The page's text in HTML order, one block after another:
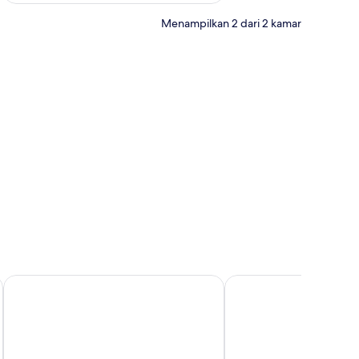
Menampilkan 2 dari 2 kamar
dan setrika/meja setrika
ZASGO HOTEL Bintang Flores Hotel